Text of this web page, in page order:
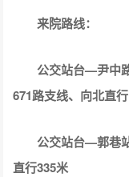
来院路线：
公交站台—尹中
671路支线、向北直
公交站台—郭巷
直行335米